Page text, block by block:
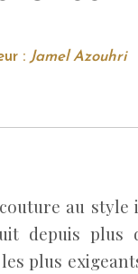
: Jamel Azouhri
au style
depuis plus
plus